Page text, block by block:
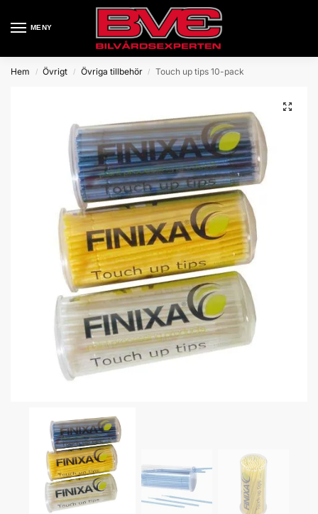
MENY
Hem / Övrigt / Övriga tillbehör / Touch up tips 10-pack